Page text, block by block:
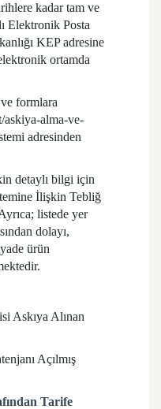
kadar tam ve
Elektronik Posta
KEP adresine
ortamda
formlara
alma-ve-
adresinden
detaylı bilgi için
İlişkin Tebliğ
listede yer
dolayı,
ürün
Askıya Alınan
Açılmış
Tarife